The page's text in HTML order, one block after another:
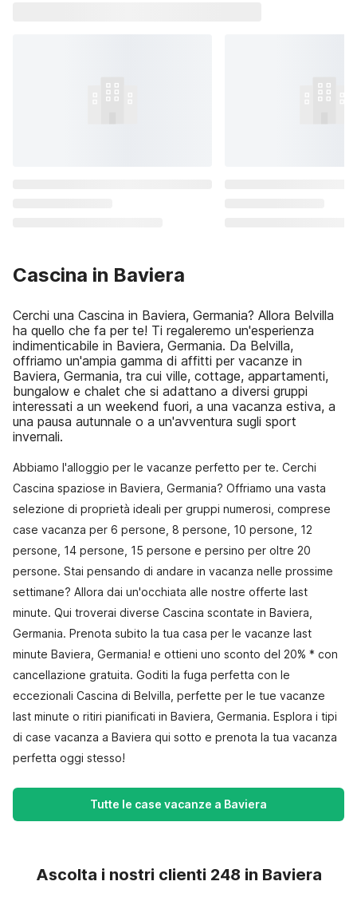
Cascina in Baviera
Cerchi una Cascina in Baviera, Germania? Allora Belvilla
ha quello che fa per te! Ti regaleremo un'esperienza
indimenticabile in Baviera, Germania. Da Belvilla,
offriamo un'ampia gamma di affitti per vacanze in
Baviera, Germania, tra cui ville, cottage, appartamenti,
bungalow e chalet che si adattano a diversi gruppi
interessati a un weekend fuori, a una vacanza estiva, a
una pausa autunnale o a un'avventura sugli sport
invernali.
Abbiamo l'alloggio per le vacanze perfetto per te. Cerchi
Cascina spaziose in Baviera, Germania? Offriamo una vasta
selezione di proprietà ideali per gruppi numerosi, comprese
case vacanza per 6 persone, 8 persone, 10 persone, 12
persone, 14 persone, 15 persone e persino per oltre 20
persone. Stai pensando di andare in vacanza nelle prossime
settimane? Allora dai un'occhiata alle nostre offerte last
minute. Qui troverai diverse Cascina scontate in Baviera,
Germania. Prenota subito la tua casa per le vacanze last
minute Baviera, Germania! e ottieni uno sconto del 20% * con
cancellazione gratuita. Goditi la fuga perfetta con le
eccezionali Cascina di Belvilla, perfette per le tue vacanze
last minute o ritiri pianificati in Baviera, Germania. Esplora i tipi
di case vacanza a Baviera qui sotto e prenota la tua vacanza
perfetta oggi stesso!
Tutte le case vacanze a Baviera
Ascolta i nostri clienti 248 in Baviera